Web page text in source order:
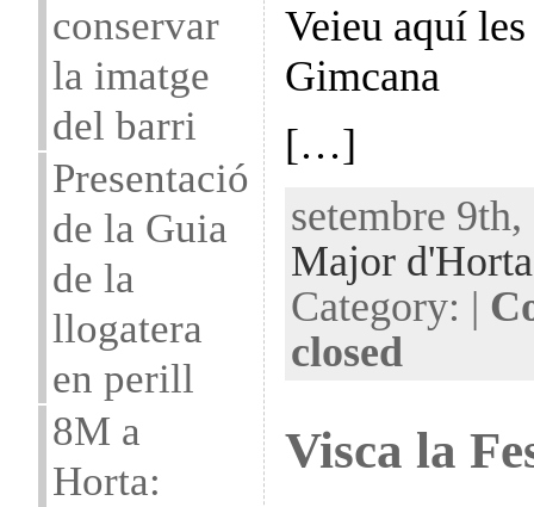
conservar
la imatge
del barri
Presentació
de la Guia
de la
llogatera
en perill
8M a
Horta:
Veieu aquí
Gimcana
[…]
setembre
Major
Category: |
closed
Visca la